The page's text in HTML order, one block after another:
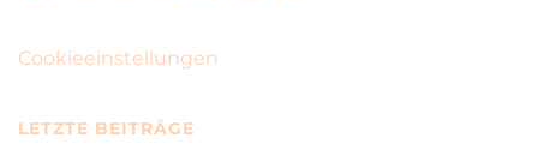
Cookieeinstellungen
LETZTE BEITRÄGE